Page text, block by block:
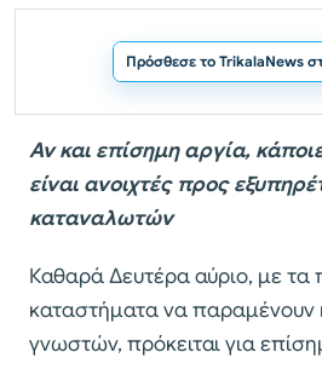
Πρόσθεσε το TrikalaNews
Αν και επίσημη αργία,
είναι ανοιχτές προς
καταναλωτών
Καθαρά Δευτέρα αύριο, με τα
καταστήματα να παραμένουν
γνωστών, πρόκειται για